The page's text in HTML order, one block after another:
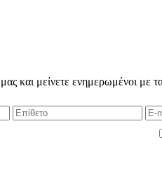
και μείνετε ενημερωμένοι με